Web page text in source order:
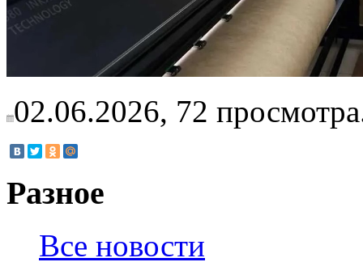
02.06.2026, 72
Разное
Все новости